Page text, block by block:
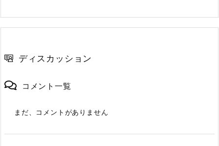
ディスカッション
コメント一覧
まだ、コメントがありません